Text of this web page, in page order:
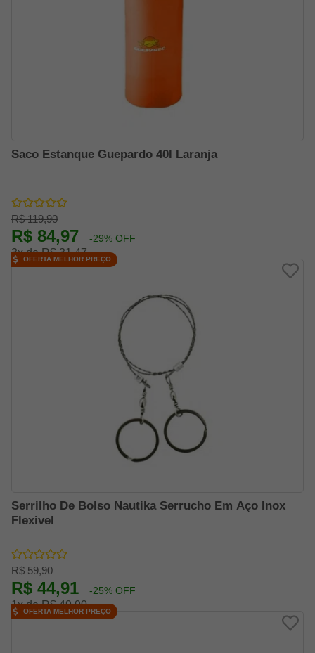
Saco Estanque Guepardo 40l Laranja
R$ 119,90
R$ 84,97 -29% OFF
3x de R$ 31,47
Serrilho De Bolso Nautika Serrucho Em Aço Inox
Flexivel
R$ 59,90
R$ 44,91 -25% OFF
1x de R$ 49,90
OFERTA MELHOR PREÇO
OFERTA MELHOR PREÇO